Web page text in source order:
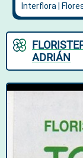
ADRIÁN